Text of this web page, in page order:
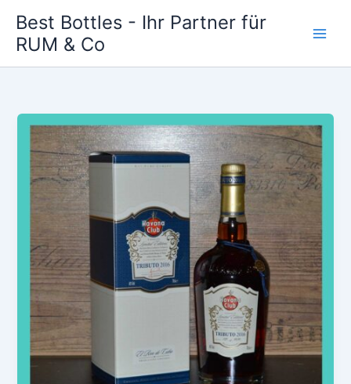
Inhalt
springen
Best Bottles - Ihr Partner für
RUM & Co